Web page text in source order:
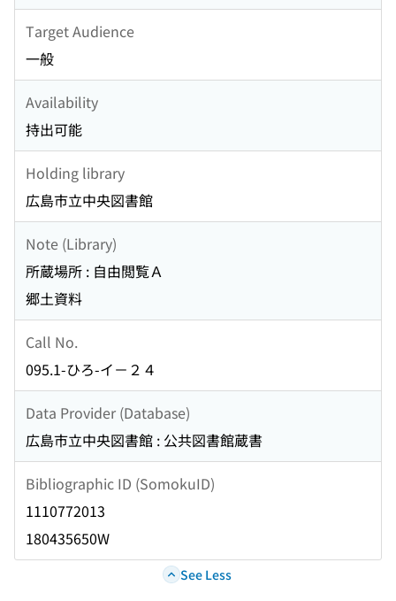
Target Audience
一般
Availability
持出可能
Holding library
広島市立中央図書館
Note (Library)
所蔵場所 : 自由閲覧Ａ
郷土資料
Call No.
095.1-ひろ-イ－２４
Data Provider (Database)
広島市立中央図書館 : 公共図書館蔵書
Bibliographic ID (SomokuID)
1110772013
180435650W
See Less